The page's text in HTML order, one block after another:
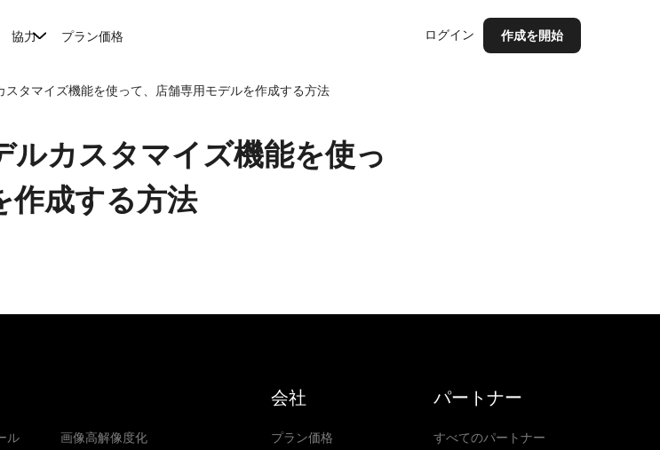
協力 プラン価格 ログイン 作成を開始
スタマイズ機能を使って、店舗専用モデルを作成する方法
ルカスタマイズ機能を使っ
作成する方法
ル
画像高解像度化
会社
プラン価格
パートナー
すべてのパートナー